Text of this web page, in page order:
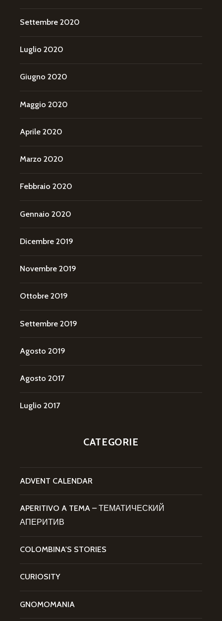
Settembre 2020
Luglio 2020
Giugno 2020
Maggio 2020
Aprile 2020
Marzo 2020
Febbraio 2020
Gennaio 2020
Dicembre 2019
Novembre 2019
Ottobre 2019
Settembre 2019
Agosto 2019
Agosto 2017
Luglio 2017
CATEGORIE
ADVENT CALENDAR
APERITIVO A TEMA – ТЕМАТИЧЕСКИЙ
АПЕРИТИВ
COLOMBINA'S STORIES
CURIOSITY
GNOMOMANIA